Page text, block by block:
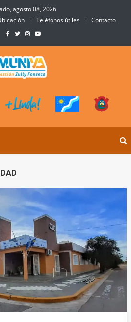
agosto 08, 2026
Teléfonos útiles Contacto